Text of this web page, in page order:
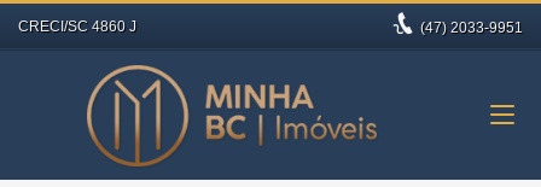
CRECI/SC 4860 J (47) 2033-9951